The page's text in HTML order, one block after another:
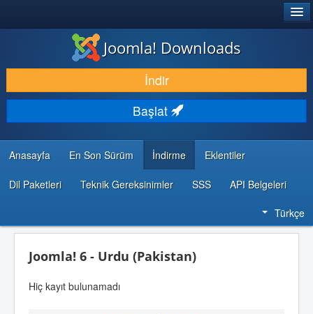
İNDIR & GENIŞLET
KEŞFET & ÖĞREN
TOPLULUK & DESTEK
GELIŞTIRICI KAYNAKLARI
Joomla! Downloads
İndir
Başlat
Anasayfa En Son Sürüm İndirme Eklentiler
Dil Paketleri Teknik Gereksinimler SSS API Belgeleri
Türkçe
Joomla! 6 - Urdu (Pakistan)
Hiç kayıt bulunamadı